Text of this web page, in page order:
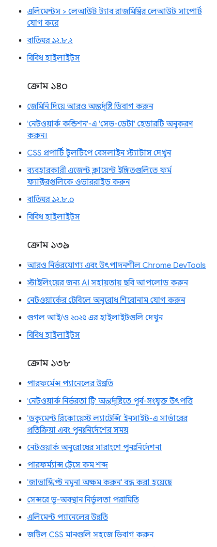
এলিমেন্টস > লেআউট ট্যাব রাজমিস্ত্রির লেআউট সাপোর্ট
যোগ করে
বাতিঘর ১২.৮.২
বিবিধ হাইলাইটস
ক্রোম ১৪০
জেমিনি দিয়ে আরও অন্তর্দৃষ্টি ডিবাগ করুন
'নেটওয়ার্ক কন্ডিশন'-এ 'সেভ-ডেটা' হেডারটি অনুকরণ
করুন।
CSS প্রপার্টি টুলটিপে বেসলাইন স্ট্যাটাস দেখুন
ব্যবহারকারী এজেন্ট ক্লায়েন্ট ইঙ্গিতগুলিতে ফর্ম
ফ্যাক্টরগুলিকে ওভাররাইড করুন
বাতিঘর ১২.৮.০
বিবিধ হাইলাইটস
ক্রোম ১৩৯
আরও নির্ভরযোগ্য এবং উৎপাদনশীল Chrome DevTools
স্টাইলিংয়ের জন্য AI সহায়তায় ছবি আপলোড করুন
নেটওয়ার্কের টেবিলে অনুরোধ শিরোনাম যোগ করুন
গুগল আই/ও ২০২৫ এর হাইলাইটগুলি দেখুন
বিবিধ হাইলাইটস
ক্রোম ১৩৮
পারফর্মেন্স প্যানেলের উন্নতি
'নেটওয়ার্ক নির্ভরতা ট্রি' অন্তর্দৃষ্টিতে পূর্ব-সংযুক্ত উৎপত্তি
'ডকুমেন্ট রিকোয়েস্ট ল্যাটেন্সি' ইনসাইট-এ সার্ভারের
প্রতিক্রিয়া এবং পুনঃনির্দেশের সময়
নেটওয়ার্ক অনুরোধের সারাংশে পুনঃনির্দেশনা
পারফর্ম্যান্স ট্রেসে কম শব্দ
'জাভাস্ক্রিপ্ট নমুনা অক্ষম করুন' বন্ধ করা হয়েছে
সেন্সরে ভূ-অবস্থান নির্ভুলতা পরামিতি
এলিমেন্ট প্যানেলের উন্নতি
জটিল CSS মানগুলি সহজে ডিবাগ করুন